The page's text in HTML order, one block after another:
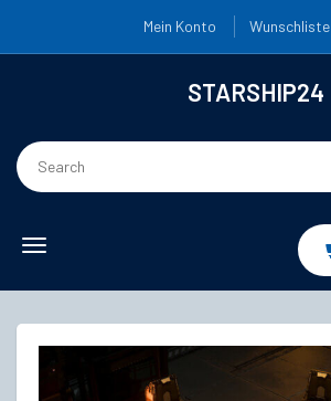
Mein Konto Wunschliste
STARSHIP24
Toggle